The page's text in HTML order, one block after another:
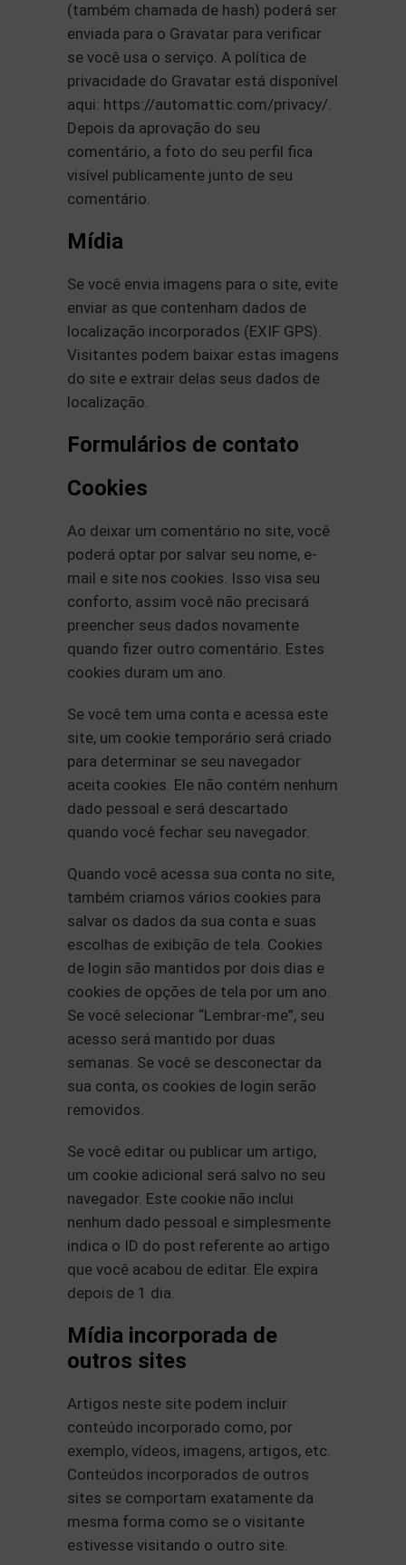
(também chamada de hash) poderá ser
enviada para o Gravatar para verificar
se você usa o serviço. A política de
privacidade do Gravatar está disponível
aqui: https://automattic.com/privacy/.
Depois da aprovação do seu
comentário, a foto do seu perfil fica
visível publicamente junto de seu
comentário.
Mídia
Se você envia imagens para o site, evite
enviar as que contenham dados de
localização incorporados (EXIF GPS).
Visitantes podem baixar estas imagens
do site e extrair delas seus dados de
localização.
Formulários de contato
Cookies
Ao deixar um comentário no site, você
poderá optar por salvar seu nome, e-
mail e site nos cookies. Isso visa seu
conforto, assim você não precisará
preencher seus dados novamente
quando fizer outro comentário. Estes
cookies duram um ano.
Se você tem uma conta e acessa este
site, um cookie temporário será criado
para determinar se seu navegador
aceita cookies. Ele não contém nenhum
dado pessoal e será descartado
quando você fechar seu navegador.
Quando você acessa sua conta no site,
também criamos vários cookies para
salvar os dados da sua conta e suas
escolhas de exibição de tela. Cookies
de login são mantidos por dois dias e
cookies de opções de tela por um ano.
Se você selecionar “Lembrar-me”, seu
acesso será mantido por duas
semanas. Se você se desconectar da
sua conta, os cookies de login serão
removidos.
Se você editar ou publicar um artigo,
um cookie adicional será salvo no seu
navegador. Este cookie não inclui
nenhum dado pessoal e simplesmente
indica o ID do post referente ao artigo
que você acabou de editar. Ele expira
depois de 1 dia.
Mídia incorporada de
outros sites
Artigos neste site podem incluir
conteúdo incorporado como, por
exemplo, vídeos, imagens, artigos, etc.
Conteúdos incorporados de outros
sites se comportam exatamente da
mesma forma como se o visitante
estivesse visitando o outro site.